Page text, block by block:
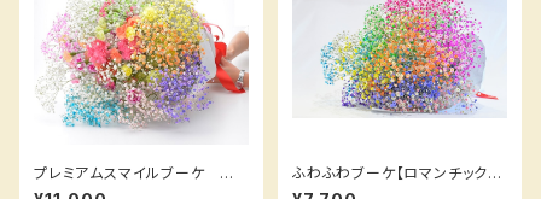
プレミアムスマイルブーケ 鮮
やかなカーネーション と【ロマ
ふわふわブーケ【ロマンチックか
すみ草®︎が7色入ったブーケ】